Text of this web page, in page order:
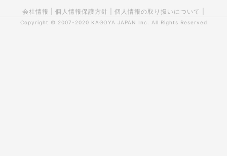
会社情報 個人情報保護方針 個人情報の取り扱いについて
Copyright © 2007-2020 KAGOYA JAPAN Inc. All Rights Reserved.